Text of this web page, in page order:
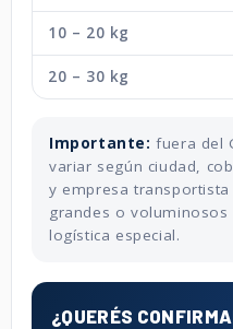
10 – 20 kg
20 – 30 kg
Importante: fuera del
variar según ciudad,
y empresa
grandes o
logística especial.
¿QUERÉS